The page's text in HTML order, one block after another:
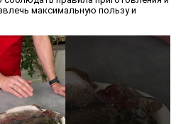
максимальную пользу и